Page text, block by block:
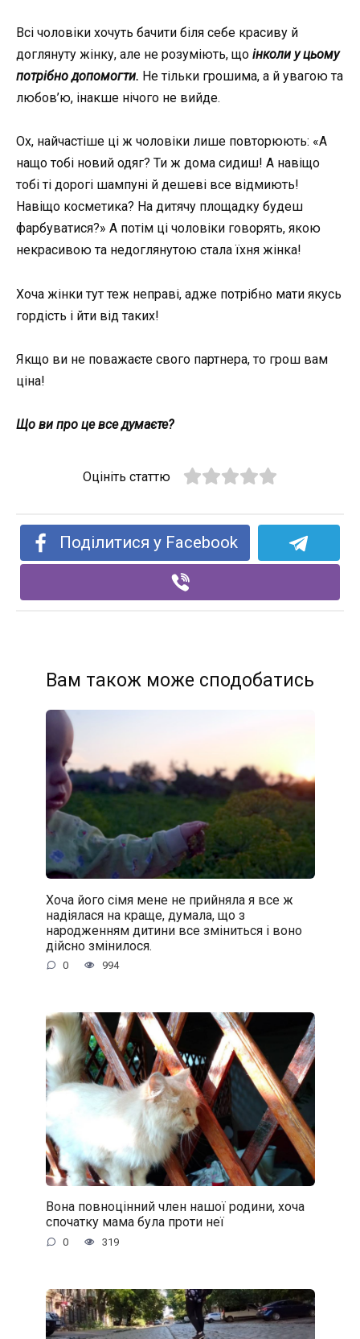
Всі чоловіки хочуть бачити біля себе красиву й
доглянуту жінку, але не розуміють, що інколи у цьому
потрібно допомогти. Не тільки грошима, а й увагою та
любов’ю, інакше нічого не вийде.
Ох, найчастіше ці ж чоловіки лише повторюють: «А
нащо тобі новий одяг? Ти ж дома сидиш! А навіщо
тобі ті дорогі шампуні й дешеві все відмиють!
Навіщо косметика? На дитячу площадку будеш
фарбуватися?» А потім ці чоловіки говорять, якою
некрасивою та недоглянутою стала їхня жінка!
Хоча жінки тут теж неправі, адже потрібно мати якусь
гордість і йти від таких!
Якщо ви не поважаєте свого партнера, то грош вам
ціна!
Що ви про це все думаєте?
Оцініть статтю
Поділитися у Facebook
Вам також може сподобатись
Хоча його сімя мене не прийняла я все ж
надіялася на краще, думала, що з
народженням дитини все зміниться і воно
дійсно змінилося.
0 994
Вона повноцінний член нашої родини, хоча
спочатку мама була проти неї
0 319